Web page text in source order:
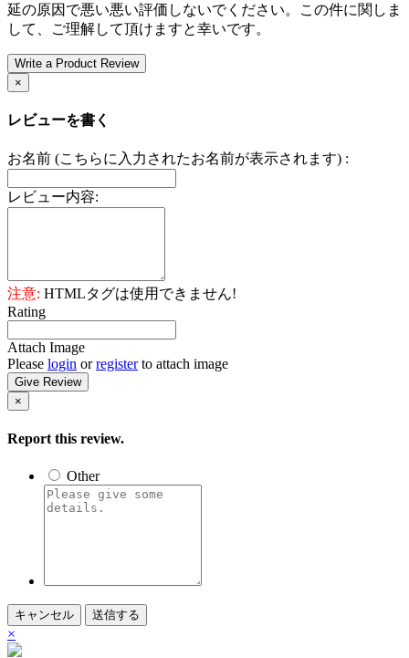
延の原因で悪い悪い評価しないでください。この件に関しま
して、ご理解して頂けますと幸いです。
Write a Product Review
×
レビューを書く
お名前 (こちらに入力されたお名前が表示されます) :
レビュー内容:
注意: HTMLタグは使用できません!
Rating
Attach Image
Please login orregisterto attach image
Give Review
×
Report this review.
Other
キャンセル 送信する
×